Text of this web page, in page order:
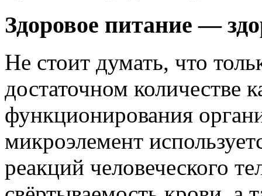
Здоровое питание —
Не стоит думать, что
достаточном количестве
функционирования
микроэлемент
реакций человеческого